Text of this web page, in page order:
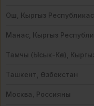
Ош, Кыргыз
Манас, Кыргыз
Тамчы (Ысык-Көл),
Ташкент, Өзбекстан
Москва, Россияны